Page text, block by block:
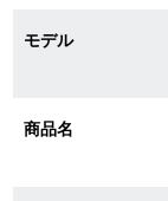
店舗取り寄せサー
モデル
商品名